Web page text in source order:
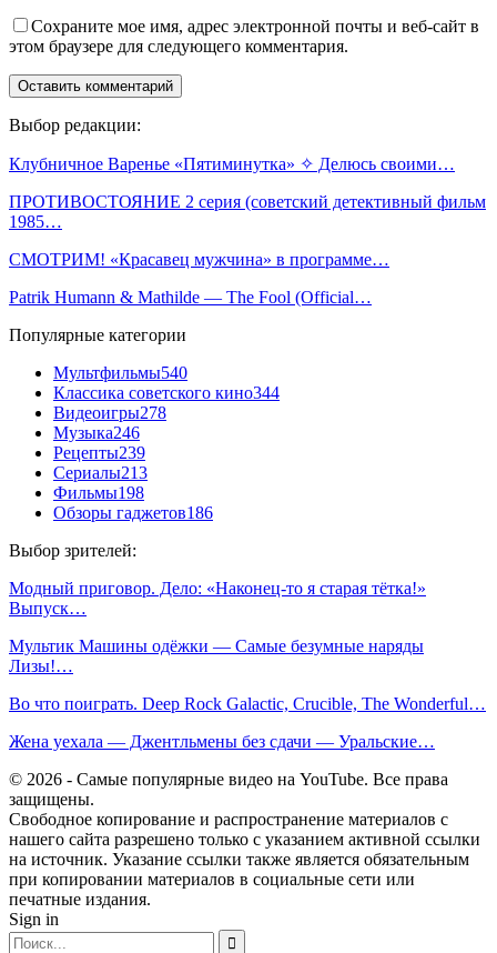
Сохраните мое имя, адрес электронной почты и веб-сайт в
этом браузере для следующего комментария.
Выбор редакции:
Клубничное Варенье «Пятиминутка» ✧ Делюсь своими…
ПРОТИВОСТОЯНИЕ 2 серия (советский детективный фильм
1985…
СМОТРИМ! «Красавец мужчина» в программе…
Patrik Humann & Mathilde — The Fool (Official…
Популярные категории
Мультфильмы540
Классика советского кино344
Видеоигры278
Музыка246
Рецепты239
Сериалы213
Фильмы198
Обзоры гаджетов186
Выбор зрителей:
Модный приговор. Дело: «Наконец-то я старая тётка!»
Выпуск…
Мультик Машины одёжки — Самые безумные наряды
Лизы!…
Во что поиграть. Deep Rock Galactic, Crucible, The Wonderful…
Жена уехала — Джентльмены без сдачи — Уральские…
© 2026 - Самые популярные видео на YouTube. Все права
защищены.
Свободное копирование и распространение материалов с
нашего сайта разрешено только с указанием активной ссылки
на источник. Указание ссылки также является обязательным
при копировании материалов в социальные сети или
печатные издания.
Sign in